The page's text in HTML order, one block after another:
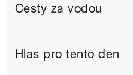
Cesty za vodou
Hlas pro tento den